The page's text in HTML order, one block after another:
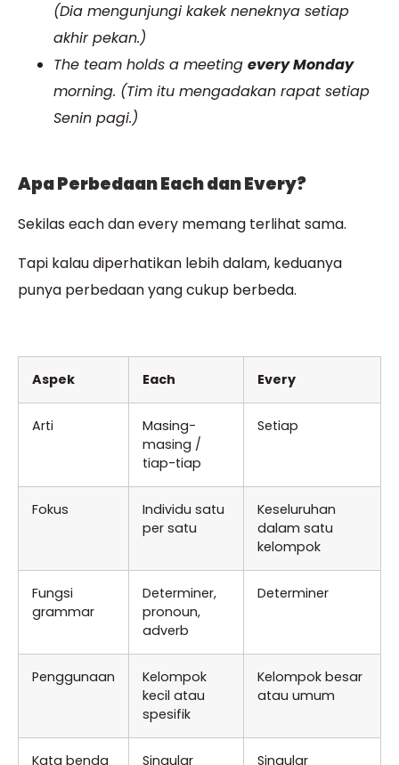
(Dia mengunjungi kakek neneknya setiap
akhir pekan.)
The team holds a meeting every Monday
morning. (Tim itu mengadakan rapat setiap
Senin pagi.)
Apa Perbedaan Each dan Every?
Sekilas each dan every memang terlihat sama.
Tapi kalau diperhatikan lebih dalam, keduanya
punya perbedaan yang cukup berbeda.
Aspek Each Every
Arti
Masing-
masing /
tiap-tiap
Setiap
Fokus
Individu satu
per satu
Keseluruhan
dalam satu
kelompok
Fungsi
grammar
Determiner,
pronoun,
adverb
Determiner
Penggunaan
Kelompok
kecil atau
spesifik
Kelompok besar
atau umum
Kata benda Singular Singular